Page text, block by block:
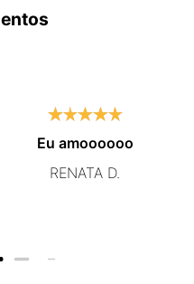
Eu amoooooo
RENATA D.